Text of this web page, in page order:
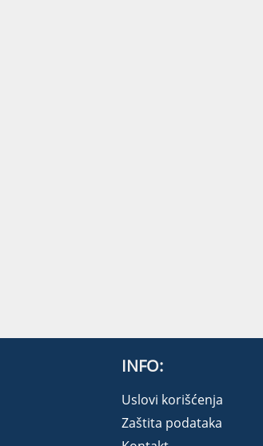
INFO:
Uslovi korišćenja
Zaštita podataka